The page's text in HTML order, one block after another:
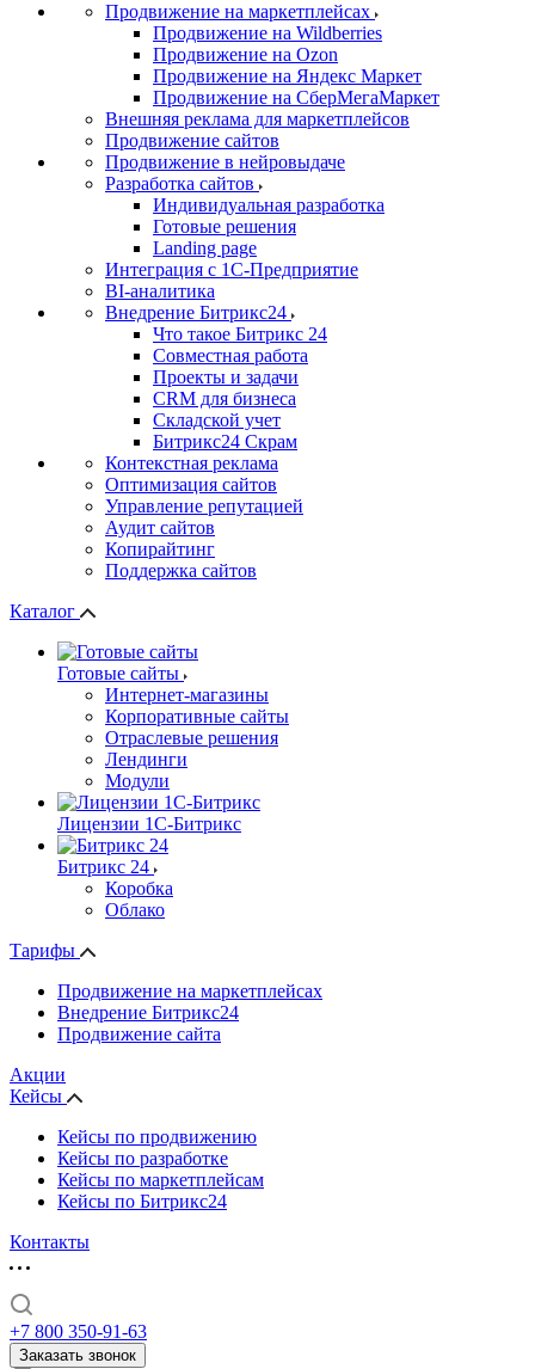
Продвижение на маркетплейсах
Продвижение на Wildberries
Продвижение на Ozon
Продвижение на Яндекс Маркет
Продвижение на СберМегаМаркет
Внешняя реклама для маркетплейсов
Продвижение сайтов
Продвижение в нейровыдаче
Разработка сайтов
Индивидуальная разработка
Готовые решения
Landing page
Интеграция с 1С-Предприятие
BI-аналитика
Внедрение Битрикс24
Что такое Битрикс 24
Совместная работа
Проекты и задачи
СRМ для бизнеса
Складской учет
Битрикс24 Скрам
Контекстная реклама
Оптимизация сайтов
Управление репутацией
Аудит сайтов
Копирайтинг
Поддержка сайтов
Каталог
Готовые сайты
Интернет-магазины
Корпоративные сайты
Отраслевые решения
Лендинги
Модули
Лицензии 1С-Битрикс
Битрикс 24
Коробка
Облако
Тарифы
Продвижение на маркетплейсах
Внедрение Битрикс24
Продвижение сайта
Акции
Кейсы
Кейсы по продвижению
Кейсы по разработке
Кейсы по маркетплейсам
Кейсы по Битрикс24
Контакты
+7 800 350-91-63
Заказать звонок